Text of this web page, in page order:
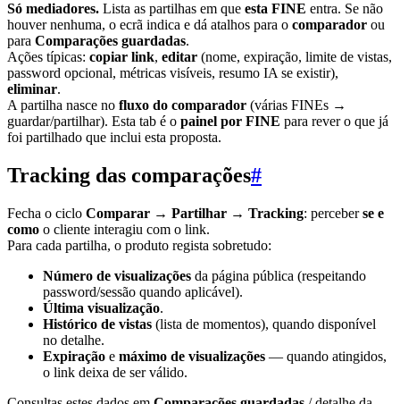
Só mediadores. Lista as partilhas em que esta FINE entra. Se não
houver nenhuma, o ecrã indica e dá atalhos para o comparador ou
para Comparações guardadas.
Ações típicas: copiar link, editar (nome, expiração, limite de vistas,
password opcional, métricas visíveis, resumo IA se existir),
eliminar.
A partilha nasce no fluxo do comparador (várias FINEs →
guardar/partilhar). Esta tab é o painel por FINE para rever o que já
foi partilhado que inclui esta proposta.
Tracking das comparações#
Fecha o ciclo Comparar → Partilhar → Tracking: perceberse e
como o cliente interagiu com o link.
Para cada partilha, o produto regista sobretudo:
Número de visualizações da página pública (respeitando
password/sessão quando aplicável).
Última visualização.
Histórico de vistas (lista de momentos), quando disponível
no detalhe.
Expiração e máximo de visualizações — quando atingidos,
o link deixa de ser válido.